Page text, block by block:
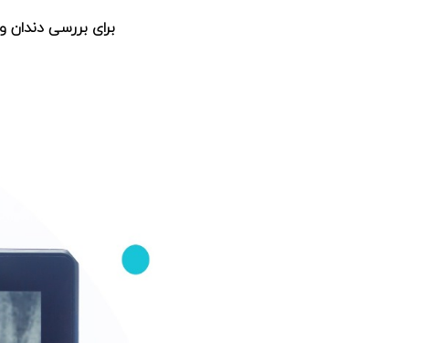
برای بررسی دندان